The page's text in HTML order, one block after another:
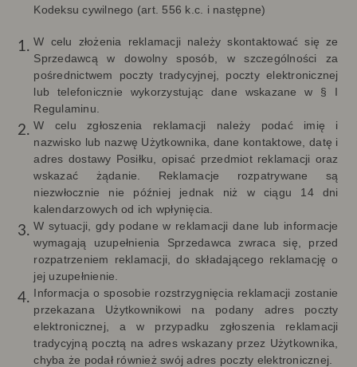
Kodeksu cywilnego (art. 556 k.c. i następne)
W celu złożenia reklamacji należy skontaktować się ze
Sprzedawcą w dowolny sposób, w szczególności za
pośrednictwem poczty tradycyjnej, poczty elektronicznej
lub telefonicznie wykorzystując dane wskazane w § I
Regulaminu.
W celu zgłoszenia reklamacji należy podać imię i
nazwisko lub nazwę Użytkownika, dane kontaktowe, datę i
adres dostawy Posiłku, opisać przedmiot reklamacji oraz
wskazać żądanie. Reklamacje rozpatrywane są
niezwłocznie nie później jednak niż w ciągu 14 dni
kalendarzowych od ich wpłynięcia.
W sytuacji, gdy podane w reklamacji dane lub informacje
wymagają uzupełnienia Sprzedawca zwraca się, przed
rozpatrzeniem reklamacji, do składającego reklamację o
jej uzupełnienie.
Informacja o sposobie rozstrzygnięcia reklamacji zostanie
przekazana Użytkownikowi na podany adres poczty
elektronicznej, a w przypadku zgłoszenia reklamacji
tradycyjną pocztą na adres wskazany przez Użytkownika,
chyba że podał również swój adres poczty elektronicznej.